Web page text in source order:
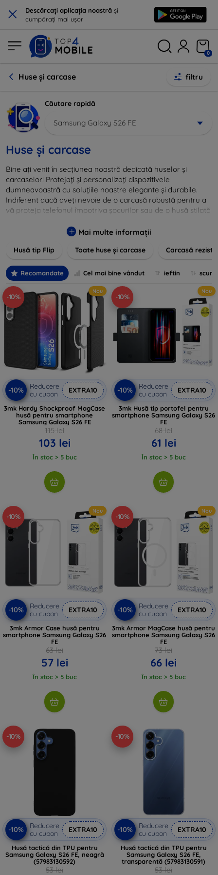
× Descărcați aplicația noastră și
cumpărați mai ușor
0
Huse și carcase filtru
Căutare rapidă
Samsung Galaxy S26 FE
Huse și carcase
Bine ați venit în secțiunea noastră dedicată huselor și
carcaselor! Protejați și personalizați dispozitivele
dumneavoastră cu soluțiile noastre elegante și durabile.
Indiferent dacă aveți nevoie de o carcasă robustă pentru a
vă proteja telefonul împotriva șocurilor sau de o husă stilată
îndeplinească toate cerințele dvs. Descoperiți varietatea
designuri inovatoare menite să ofere nu doar protecție, ci și
Mai multe informații
Husă tip Flip Toate huse și carcase Carcasă
Recomandate Cel mai bine vândut ieftin
-10%
Nou
-10%
Reducere
cu cupon
EXTRA10
3mk Hardy Shockproof MagCase
husă pentru smartphone
Samsung Galaxy S26 FE
115 lei
103 lei
În stoc > 5 buc
-10%
Nou
-10%
Reducere
cu cupon
EXTRA10
3mk Husă tip portofel pentru
smartphone Samsung Galaxy S26
FE
68 lei
61 lei
În stoc > 5 buc
-10%
Nou
-10%
Reducere
cu cupon
EXTRA10
3mk Armor Case husă pentru
smartphone Samsung Galaxy S26
FE
63 lei
57 lei
În stoc > 5 buc
-10%
Nou
-10%
Reducere
cu cupon
EXTRA10
3mk Armor MagCase husă pentru
smartphone Samsung Galaxy S26
FE
73 lei
66 lei
În stoc > 5 buc
-10%
-10%
Reducere
cu cupon
EXTRA10
Husă tactică din TPU pentru
Samsung Galaxy S26 FE, neagră
(57983130592)
53 lei
-10%
-10%
Reducere
cu cupon
EXTRA10
Husă tactică din TPU pentru
Samsung Galaxy S26 FE,
transparentă (57983130591)
53 lei